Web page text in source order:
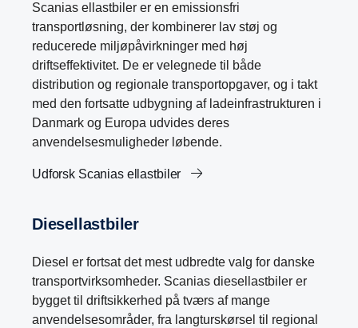
Scanias ellastbiler er en emissionsfri
transportløsning, der kombinerer lav støj og
reducerede miljøpåvirkninger med høj
driftseffektivitet. De er velegnede til både
distribution og regionale transportopgaver, og i takt
med den fortsatte udbygning af ladeinfrastrukturen i
Danmark og Europa udvides deres
anvendelsesmuligheder løbende.
Udforsk Scanias ellastbiler
Diesellastbiler
Diesel er fortsat det mest udbredte valg for danske
transportvirksomheder. Scanias diesellastbiler er
bygget til driftsikkerhed på tværs af mange
anvendelsesområder, fra langturskørsel til regional